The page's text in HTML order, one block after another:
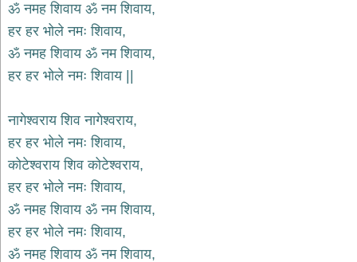
bhajans
जैन
भजन
jain
bhajans
दुर्गा
भजन
durga
bhajans
भजन
ganesh
bhajans
राम
ॐ नमह शिवाय ॐ नम शिवाय,
हर हर भोले नमः शिवाय,
ॐ नमह शिवाय ॐ नम शिवाय,
हर हर भोले नमः शिवाय ||
नागेश्वराय शिव नागेश्वराय,
हर हर भोले नमः शिवाय,
कोटेश्वराय शिव कोटेश्वराय,
हर हर भोले नमः शिवाय,
ॐ नमह शिवाय ॐ नम शिवाय,
हर हर भोले नमः शिवाय,
ॐ नमह शिवाय ॐ नम शिवाय,